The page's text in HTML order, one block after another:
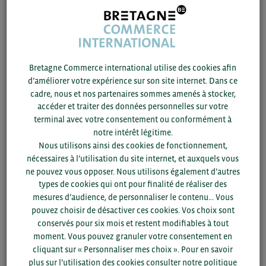
Acteur clé
30/11 - 2021
Health Innovation Park
Acteur clé
30/11 - 2021
Health Holland
Acteur clé
Bretagne Commerce international utilise des cookies afin
d’améliorer votre expérience sur son site internet. Dans ce
cadre, nous et nos partenaires sommes amenés à stocker,
accéder et traiter des données personnelles sur votre
terminal avec votre consentement ou conformément à
notre intérêt légitime.
Nous utilisons ainsi des cookies de fonctionnement,
nécessaires à l’utilisation du site internet, et auxquels vous
ne pouvez vous opposer. Nous utilisons également d’autres
types de cookies qui ont pour finalité de réaliser des
mesures d’audience, de personnaliser le contenu... Vous
pouvez choisir de désactiver ces cookies. Vos choix sont
conservés pour six mois et restent modifiables à tout
moment. Vous pouvez granuler votre consentement en
cliquant sur « Personnaliser mes choix ». Pour en savoir
plus sur l’utilisation des cookies consulter notre politique